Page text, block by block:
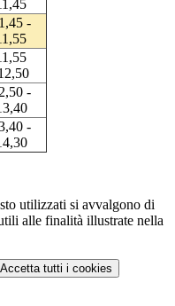
-
-
-
utilizzati si avvalgono di
alle finalità illustrate nella
Accetta tutti i cookies